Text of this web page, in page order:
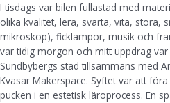
I tisdags var bilen fullastad med
olika kvalitet, lera, svarta, vita, stora,
mikroskop), ficklampor, musik och
var tidig morgon och mitt uppdrag
Sundbybergs stad tillsammans med
Kvasar Makerspace. Syftet var att
pucken i en estetisk läroprocess. En